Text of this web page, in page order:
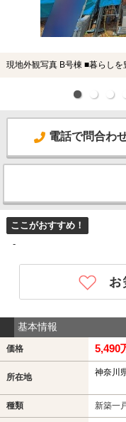
現地外観写真 B号棟 ■暮らし
電話で問合わ
ここがおすすめ！
-
基本情報
価格 5,490
所在地 神奈川
種類 新築一